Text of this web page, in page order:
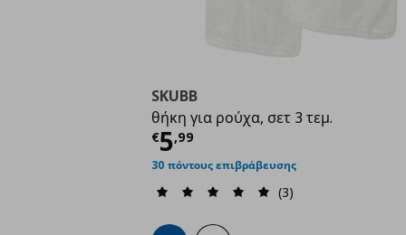
SKUBB
θήκη για ρούχα, σετ 3 τεμ.
€5,99
Τρέχουσα τιμή
30 πόντους επιβράβευσης
(3)